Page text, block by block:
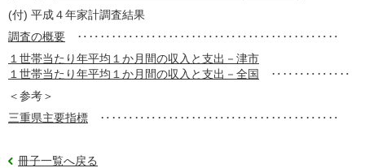
(付) 平成４年家計調査結果
調査の概要 ‥‥‥‥‥‥‥‥‥‥‥‥‥‥‥‥‥‥‥‥‥‥‥
１世帯当たり年平均１か月間の収入と支出－津市
１世帯当たり年平均１か月間の収入と支出－全国
‥‥‥‥‥‥‥
＜参考＞
三重県主要指標 ‥‥‥‥‥‥‥‥‥‥‥‥‥‥‥‥‥‥‥‥‥
冊子一覧へ戻る